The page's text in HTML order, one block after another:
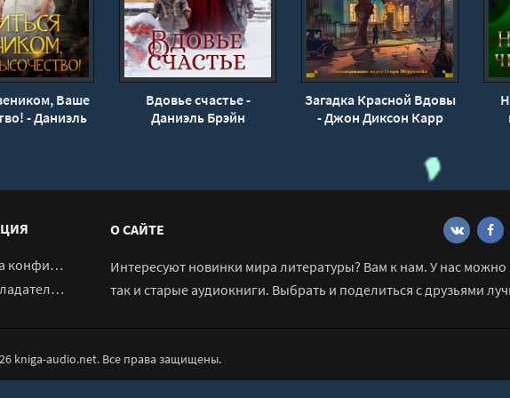
Ваше
- Даниэль
Вдовье счастье -
Даниэль Брэйн
Загадка Красной Вдовы
- Джон Диксон Карр
О САЙТЕ
Интересуют новинки мира литературы? Вам к нам. У нас
так и старые аудиокниги. Выбрать и поделиться с друзьями
kniga-audio.net. Все права защищены.